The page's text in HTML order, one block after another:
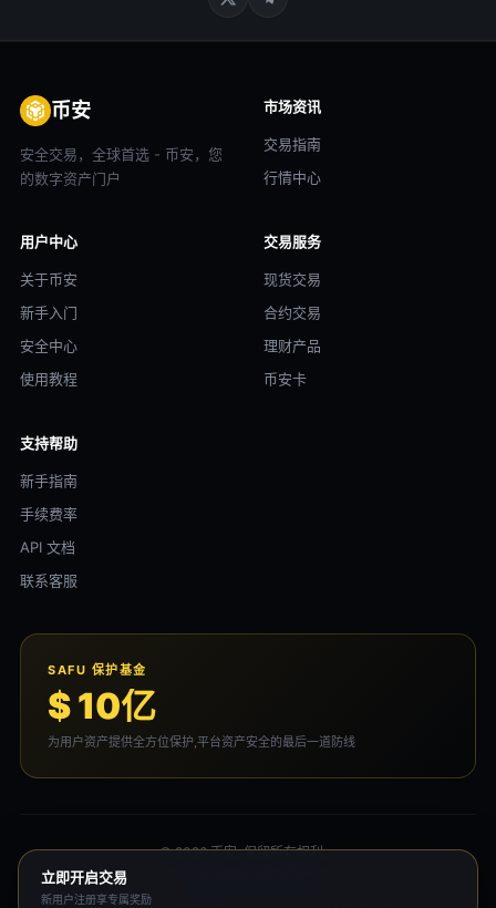
币安
安全交易，全球首选 - 币安，您
的数字资产门户
市场资讯
交易指南
行情中心
用户中心
关于币安
新手入门
安全中心
使用教程
交易服务
现货交易
合约交易
理财产品
币安卡
支持帮助
新手指南
手续费率
API 文档
联系客服
SAFU 保护基金
$ 10亿
为用户资产提供全方位保护,平台资产安全的最后一道防线
© 2026 币安. 保留所有权利。
立即开启交易
新用户注册享专属奖励